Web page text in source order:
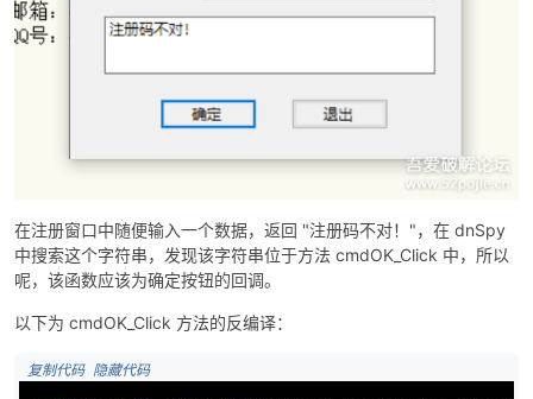
在注册窗口中随便输入一个数据，返回 "注册码不对！"，在 dnSpy
中搜索这个字符串，发现该字符串位于方法 cmdOK_Click 中，所以
呢，该函数应该为确定按钮的回调。
以下为 cmdOK_Click 方法的反编译：
复制代码 隐藏代码